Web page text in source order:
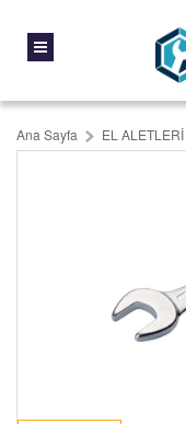
Ana Sayfa EL ALETLERİ